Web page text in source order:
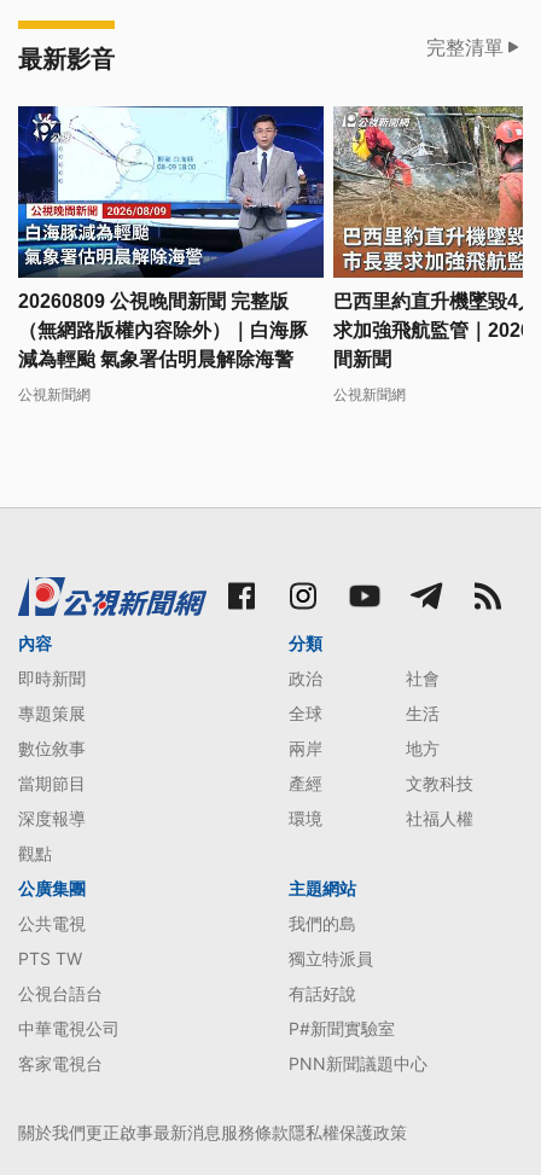
最新影音 完整清單
20260809 公視晚間新聞 完整版
（無網路版權內容除外）｜白海豚
減為輕颱 氣象署估明晨解除海警
公視新聞網
巴西里約直升機墜毀4
求加強飛航監管｜
間新聞
公視新聞網
內容
即時新聞
專題策展
數位敘事
當期節目
深度報導
觀點
分類
政治
社會
全球
生活
兩岸
地方
產經
文教科技
環境
社福人權
公廣集團
公共電視
PTS TW
公視台語台
中華電視公司
客家電視台
主題網站
我們的島
獨立特派員
有話好說
P#新聞實驗室
PNN新聞議題中心
關於我們更正啟事最新消息服務條款隱私權保護政策